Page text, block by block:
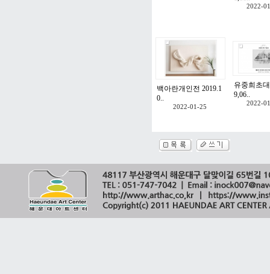
2022-
백아란개인전 2019.1
0..
2022-01-25
유중희초
9,06..
2022-